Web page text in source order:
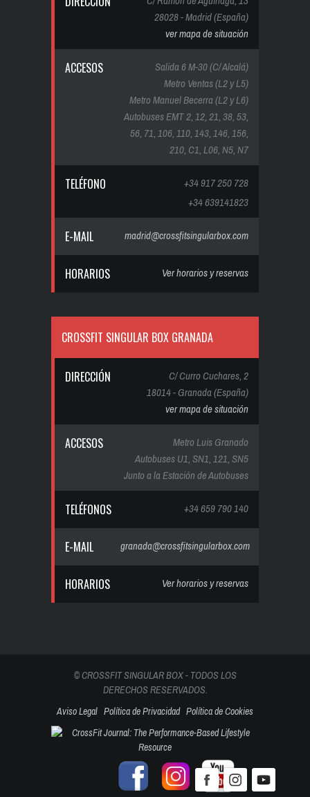
28028 - Madrid (España)
ver mapa de situación
ACCESOS
Salida 6 M-30 (C/ Alcalá)
Metro Ventas (L2 y L5)
Metro Manuel Becerra (L2 y L6)
Autobuses EMT 2, 12, 21, 38, 53,
56, 71, 106, 110, 143, 146, 156,
210, C1, L06, N5, N7
TELÉFONO
+34 917 250 728
+34 639141823
E-MAIL madrid@crossfitsingularbox.com
HORARIOS Ver horarios y reservas
CROSSFIT SINGULAR BOX GRANADA
DIRECCIÓN
C/ Curro Cuchares, 2
18014 - Granada (España)
ver mapa de situación
ACCESOS
Metro Luis Granado
Autobuses U1, SN1, 121, SN5
Junto a la Estación de Autobuses
TELÉFONOS +34 659 790 140
E-MAIL granada@crossfitsingularbox.com
HORARIOS Ver horarios y reservas
© CROSSFIT SINGULAR BOX - TODOS LOS
DERECHOS RESERVADOS.
Aviso Legal Política de Privacidad Política de Cookies